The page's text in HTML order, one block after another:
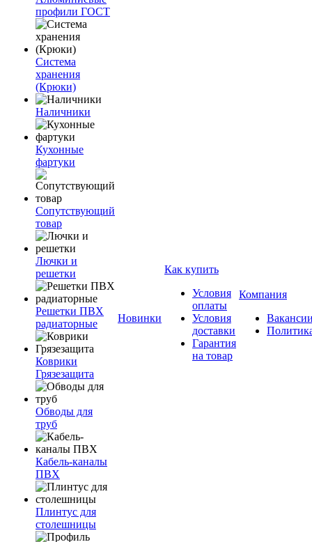
профили ГОСТ
Система
хранения
(Крюки)
Наличники
Кухонные
фартуки
Сопутствующий
товар
Лючки и
решетки
Решетки ПВХ
радиаторные
Коврики
Грязезащита
Обводы для
труб
Кабель-каналы
ПВХ
Плинтус для
столешницы
Новинки
Как купить
Условия
оплаты
Условия
доставки
Гарантия
на товар
Компания